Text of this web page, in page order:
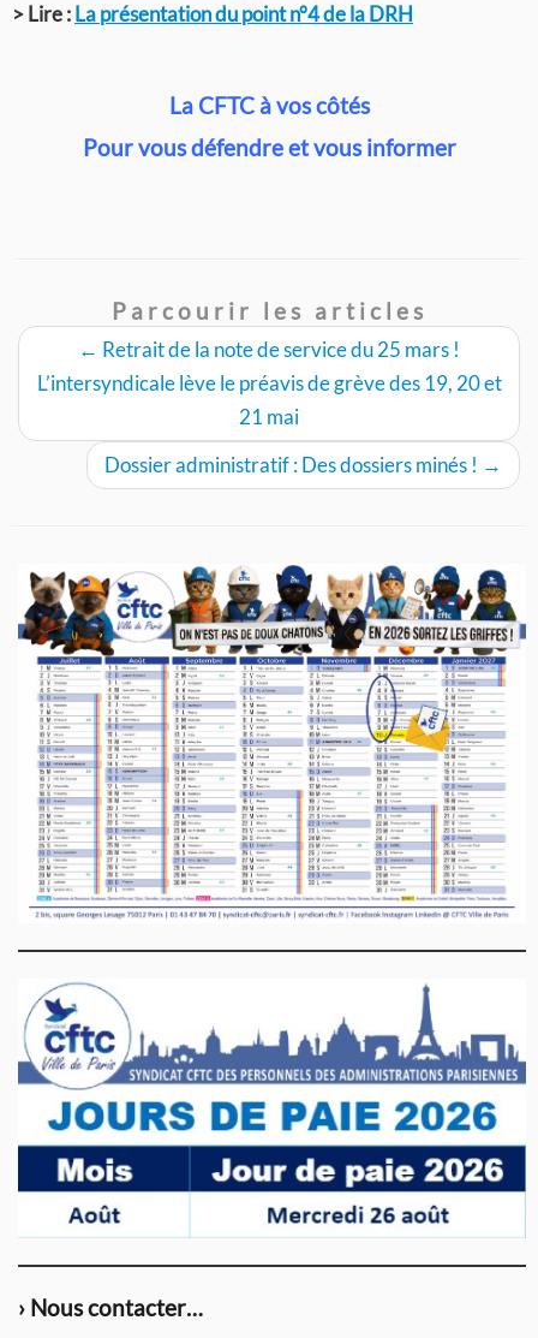
> Lire :La présentation du point n°4 de la DRH
La CFTC à vos côtés
Pour vous défendre et vous informer
Parcourir les articles
← Retrait de la note de service du 25 mars !
L’intersyndicale lève le préavis de grève des 19, 20 et
21 mai
Dossier administratif : Des dossiers minés ! →
› Nous contacter…